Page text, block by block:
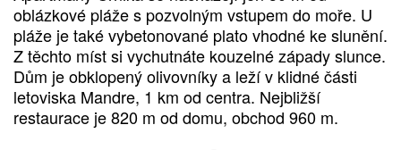
oblázkové pláže s pozvolným vstupem do moře. U
pláže je také vybetonované plato vhodné ke slunění.
Z těchto míst si vychutnáte kouzelné západy slunce.
Dům je obklopený olivovníky a leží v klidné části
letoviska Mandre, 1 km od centra. Nejbližší
restaurace je 820 m od domu, obchod 960 m.